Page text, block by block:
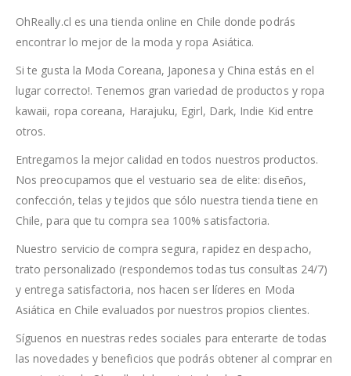
OhReally.cl es una tienda online en Chile donde podrás
encontrar lo mejor de la moda y ropa Asiática.
Si te gusta la Moda Coreana, Japonesa y China estás en el
lugar correcto!. Tenemos gran variedad de productos y ropa
kawaii, ropa coreana, Harajuku, Egirl, Dark, Indie Kid entre
otros.
Entregamos la mejor calidad en todos nuestros productos.
Nos preocupamos que el vestuario sea de elite: diseños,
confección, telas y tejidos que sólo nuestra tienda tiene en
Chile, para que tu compra sea 100% satisfactoria.
Nuestro servicio de compra segura, rapidez en despacho,
trato personalizado (respondemos todas tus consultas 24/7)
y entrega satisfactoria, nos hacen ser líderes en Moda
Asiática en Chile evaluados por nuestros propios clientes.
Síguenos en nuestras redes sociales para enterarte de todas
las novedades y beneficios que podrás obtener al comprar en